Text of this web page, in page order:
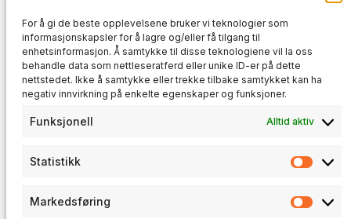
For å gi de beste opplevelsene bruker vi teknologier som
informasjonskapsler for å lagre og/eller få tilgang til
enhetsinformasjon. Å samtykke til disse teknologiene vil la oss
behandle data som nettleseratferd eller unike ID-er på dette
nettstedet. Ikke å samtykke eller trekke tilbake samtykket kan ha
negativ innvirkning på enkelte egenskaper og funksjoner.
Funksjonell Alltid aktiv
Statistikk
Markedsføring
BACKUP, IT-INFRASTRUKTUR ,
SYSTEMADMINISTRASJON
Speil alle GitHub-repoene dine til en